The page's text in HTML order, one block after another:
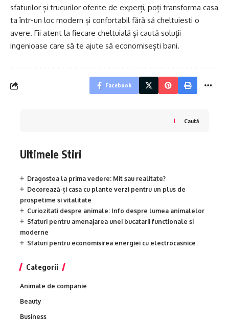
sfaturilor și trucurilor oferite de experți, poți transforma casa
ta într-un loc modern și confortabil fără să cheltuiesti o
avere. Fii atent la fiecare cheltuială și caută soluții
ingenioase care să te ajute să economisești bani.
Facebook
Caută
Ultimele Stiri
Dragostea la prima vedere: Mit sau realitate?
Decorează-ți casa cu plante verzi pentru un plus de
prospetime si vitalitate
Curiozitati despre animale: Info despre lumea animalelor
Sfaturi pentru amenajarea unei bucatarii functionale si
moderne
Sfaturi pentru economisirea energiei cu electrocasnice
Categorii
Animale de companie
Beauty
Business